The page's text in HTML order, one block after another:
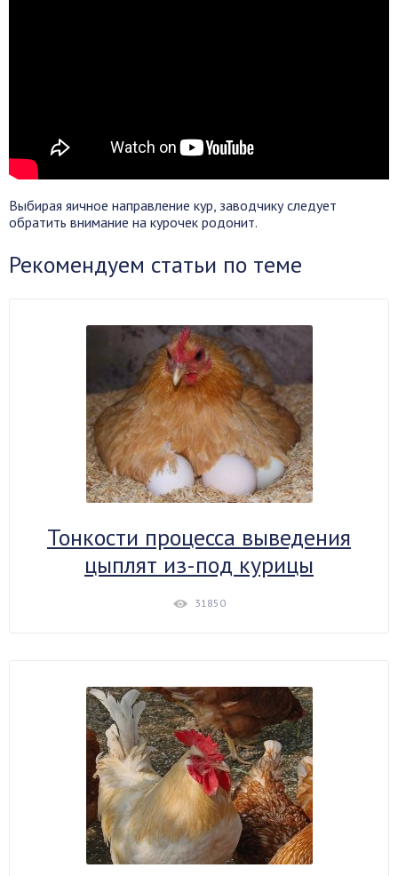
Выбирая яичное направление кур, заводчику следует
обратить внимание на курочек родонит.
Рекомендуем статьи по теме
Тонкости процесса выведения
цыплят из-под курицы
31850